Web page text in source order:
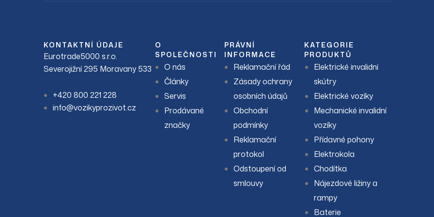
KONTAKTNÍ ÚDAJE
Eurotrade5000 s.r.o.
Severojižní 295 Moravany 533
+420 800 221 228
info@vozikyprozivot.cz
O
SPOLEČNOSTI
O nás
Články
Servis
Prodávané
značky
PRÁVNÍ
INFORMACE
Reklamační řád
Zásady ochrany
osobních údajů
Obchodní
podmínky
Reklamační
protokol
Odstoupení od
smlouvy
KATEGORIE
PRODUKTŮ
Elektrické invalidní
skútry
Elektrické vozíky
Mechanické invalidní
vozíky
Přídavné pohony
Elektrokola
Chodítka
Nájezdové ližiny a
rampy
Baterie